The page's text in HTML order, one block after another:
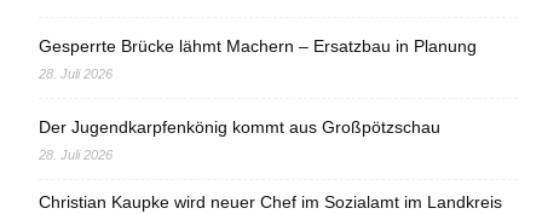
Gesperrte Brücke lähmt Machern – Ersatzbau in Planung
28. Juli 2026
Der Jugendkarpfenkönig kommt aus Großpötzschau
28. Juli 2026
Christian Kaupke wird neuer Chef im Sozialamt im Landkreis